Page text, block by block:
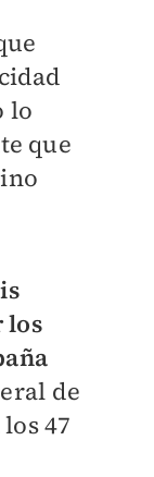
lo
que
los
de
47